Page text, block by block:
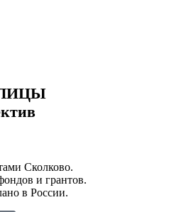
Сколково.
и грантов.
в России.